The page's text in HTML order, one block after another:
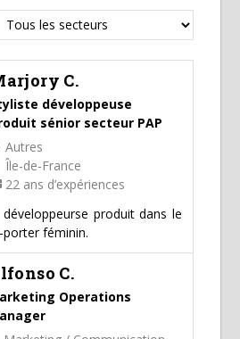
C.
développeuse
sénior secteur PAP
Autres
Île-de-France
22 ans d’expériences
produit dans le
féminin.
C.
Operations